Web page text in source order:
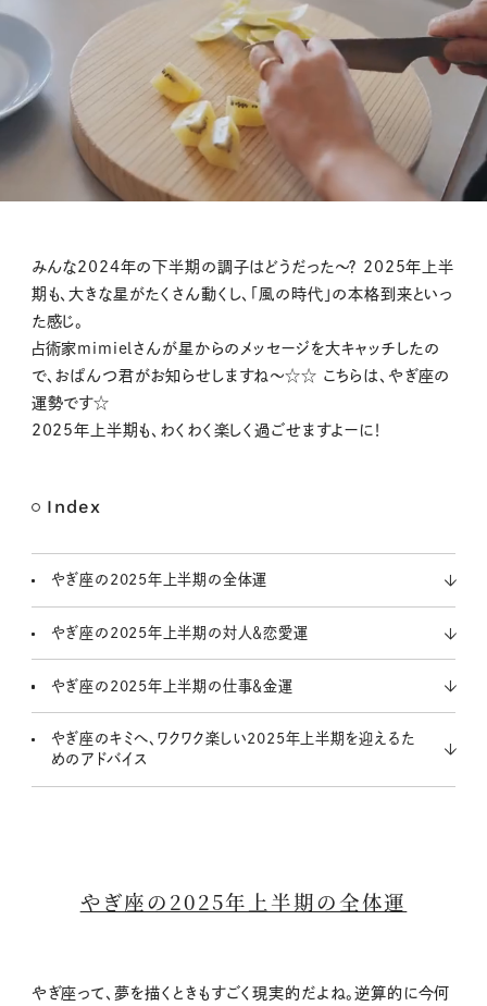
M
t
みんな2024年の下半期の調子はどうだった〜？ 2025年上半
期も、大きな星がたくさん動くし、「風の時代」の本格到来といっ
た感じ。
占術家mimielさんが星からのメッセージを大キャッチしたの
で、おぱんつ君がお知らせしますね〜☆☆ こちらは、やぎ座の
運勢です☆
2025年上半期も、わくわく楽しく過ごせますよーに！
Index
やぎ座の2025年上半期の全体運
やぎ座の2025年上半期の対人＆恋愛運
やぎ座の2025年上半期の仕事＆金運
やぎ座のキミへ、ワクワク楽しい2025年上半期を迎えるた
めのアドバイス
やぎ座の2025年上半期の全体運
やぎ座って、夢を描くときもすごく現実的だよね。逆算的に今何